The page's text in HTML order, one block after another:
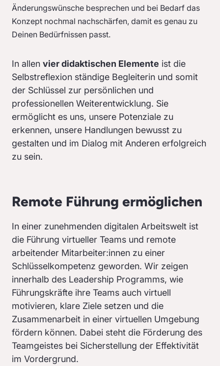
Änderungswünsche besprechen und bei Bedarf das
Konzept nochmal nachschärfen, damit es genau zu
Deinen Bedürfnissen passt.
In allen vier didaktischen Elemente ist die
Selbstreflexion ständige Begleiterin und somit
der Schlüssel zur persönlichen und
professionellen Weiterentwicklung. Sie
ermöglicht es uns, unsere Potenziale zu
erkennen, unsere Handlungen bewusst zu
gestalten und im Dialog mit Anderen erfolgreich
zu sein.
Remote Führung ermöglichen
In einer zunehmenden digitalen Arbeitswelt ist
die Führung virtueller Teams und remote
arbeitender Mitarbeiter:innen zu einer
Schlüsselkompetenz geworden. Wir zeigen
innerhalb des Leadership Programms, wie
Führungskräfte ihre Teams auch virtuell
motivieren, klare Ziele setzen und die
Zusammenarbeit in einer virtuellen Umgebung
fördern können. Dabei steht die Förderung des
Teamgeistes bei Sicherstellung der Effektivität
im Vordergrund.